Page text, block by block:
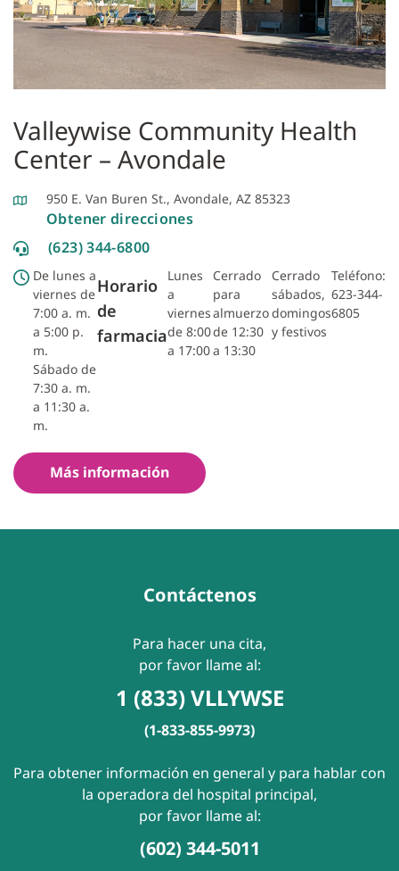
Valleywise Community Health
Center – Avondale
950 E. Van Buren St., Avondale, AZ 85323
Obtener direcciones
(623) 344-6800
De lunes a
viernes de
7:00 a. m.
a 5:00 p.
m.
Sábado de
7:30 a. m.
a 11:30 a.
m.
Horario
de
farmacia
Lunes
a
viernes
de 8:00
a 17:00
Cerrado
para
almuerzo
de 12:30
a 13:30
Cerrado
sábados,
domingos
y festivos
Teléfono:
623-344-
6805
Más información
Contáctenos
Para hacer una cita,
por favor llame al:
1 (833) VLLYWSE
(1-833-855-9973)
Para obtener información en general y para hablar con
la operadora del hospital principal,
por favor llame al:
(602) 344-5011